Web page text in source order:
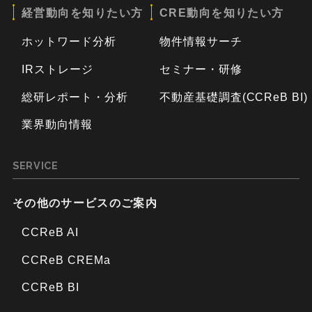
経営動向を知りたい方
ホットワード分析
IRストレージ
総研レポート・分析
業界動向情報
CRE動向を知りたい方
物件情報サーチ
セミナー・研修
不動産基礎調査(CCReB BI)
SERVICE
その他のサービスのご案内
CCReB AI
CCReB CREMa
CCReB BI